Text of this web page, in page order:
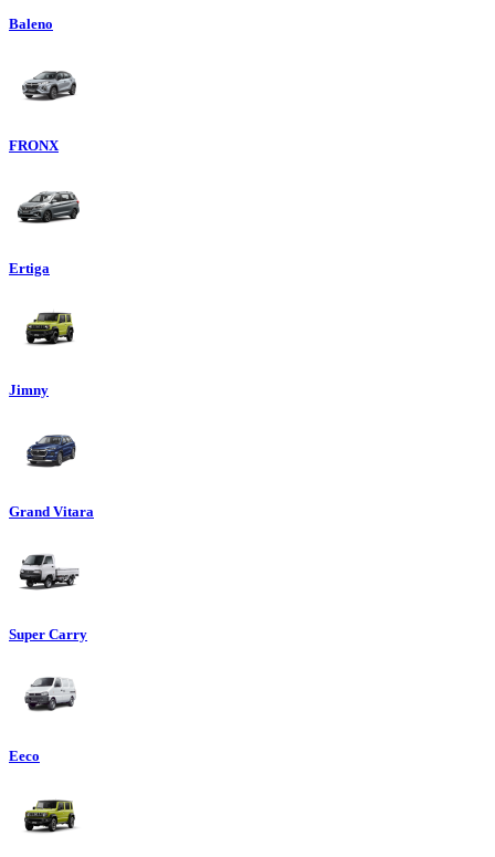
Baleno
FRONX
Ertiga
Jimny
Grand Vitara
Super Carry
Eeco